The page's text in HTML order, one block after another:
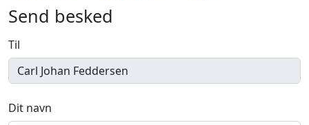
Send besked
Til
Dit navn